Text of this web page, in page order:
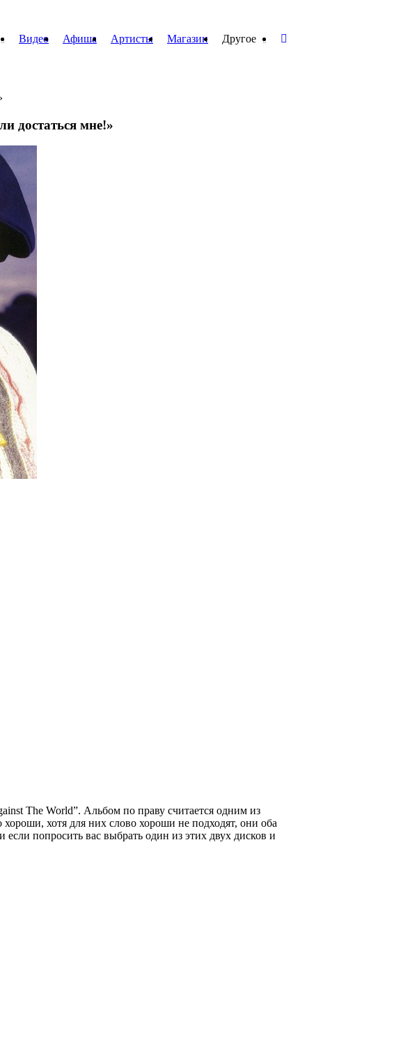
Видео Афиша Артисты Магазин Другое
достаться мне!»
The World”. Альбом по праву считается одним из
хороши, хотя для них слово хороши не подходят, они оба
если попросить вас выбрать один из этих двух дисков и